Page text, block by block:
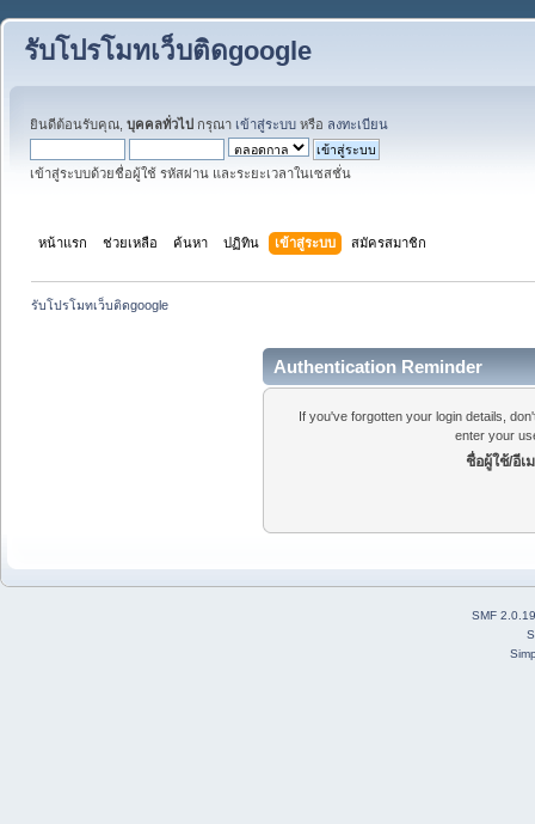
รับโปรโมทเว็บติดgoogle
ยินดีต้อนรับคุณ, บุคคลทั่วไป กรุณา เข้าสู่ระบบ หรือ ลงทะเบียน
เข้าสู่ระบบด้วยชื่อผู้ใช้ รหัสผ่าน และระยะเวลาในเซสชั่น
หน้าแรก ช่วยเหลือ ค้นหา ปฏิทิน เข้าสู่ระบบ สมัครสมาชิก
รับโปรโมทเว็บติดgoogle
Authentication Reminder
If you've forgotten your login details,
enter your
ชื่อผู้ใช้/อีเ
SMF 2.0.19